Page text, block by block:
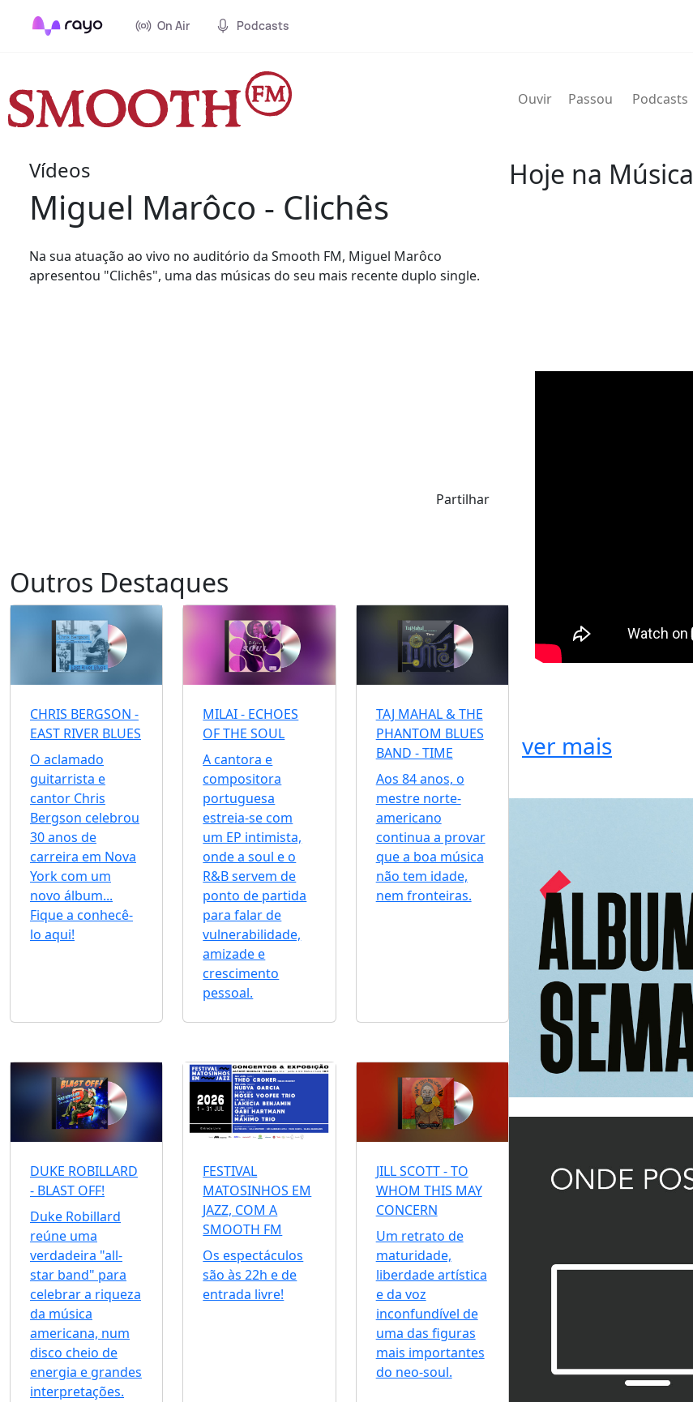
On Air Podcasts
Ouvir Passou Podcasts
Vídeos
Miguel Marôco - Clichês
Na sua atuação ao vivo no auditório da Smooth FM, Miguel Marôco
apresentou "Clichês", uma das músicas do seu mais recente duplo single.
Partilhar
Outros Destaques
CHRIS BERGSON -
EAST RIVER BLUES
O aclamado
guitarrista e
cantor Chris
Bergson celebrou
30 anos de
carreira em Nova
York com um
novo álbum...
Fique a conhecê-
lo aqui!
MILAI - ECHOES
OF THE SOUL
A cantora e
compositora
portuguesa
estreia-se com
um EP intimista,
onde a soul e o
R&B servem de
ponto de partida
para falar de
vulnerabilidade,
amizade e
crescimento
pessoal.
TAJ MAHAL & THE
PHANTOM BLUES
BAND - TIME
Aos 84 anos, o
mestre norte-
americano
continua a provar
que a boa música
não tem idade,
nem fronteiras.
DUKE ROBILLARD
- BLAST OFF!
Duke Robillard
reúne uma
verdadeira "all-
star band" para
celebrar a riqueza
da música
americana, num
disco cheio de
energia e grandes
interpretações.
FESTIVAL
MATOSINHOS EM
JAZZ, COM A
SMOOTH FM
Os espectáculos
são às 22h e de
entrada livre!
JILL SCOTT - TO
WHOM THIS MAY
CONCERN
Um retrato de
maturidade,
liberdade artística
e da voz
inconfundível de
uma das figuras
mais importantes
do neo-soul.
Hoje na Música
ver mais